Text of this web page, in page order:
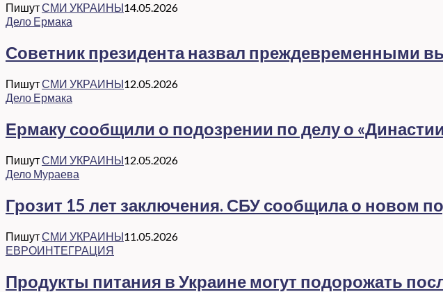
ПишутСМИ УКРАИНЫ14.05.2026
Дело Ермака
Советник президента назвал преждевременными
ПишутСМИ УКРАИНЫ12.05.2026
Дело Ермака
Ермаку сообщили о подозрении по делу о
ПишутСМИ УКРАИНЫ12.05.2026
Дело Мураева
Грозит 15 лет заключения. СБУ сообщила о новом
ПишутСМИ УКРАИНЫ11.05.2026
ЕВРОИНТЕГРАЦИЯ
Продукты питания в Украине могут подорожать